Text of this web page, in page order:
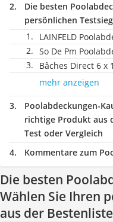
Die besten
persönlichen
LAINFELD
So De Pm
Bâches Direct 6 x
mehr anzeigen
Poolabdeckungen-
richtige Produkt aus
Test oder Vergleich
Kommentare zum
Die besten
Wählen Sie Ihren
aus der